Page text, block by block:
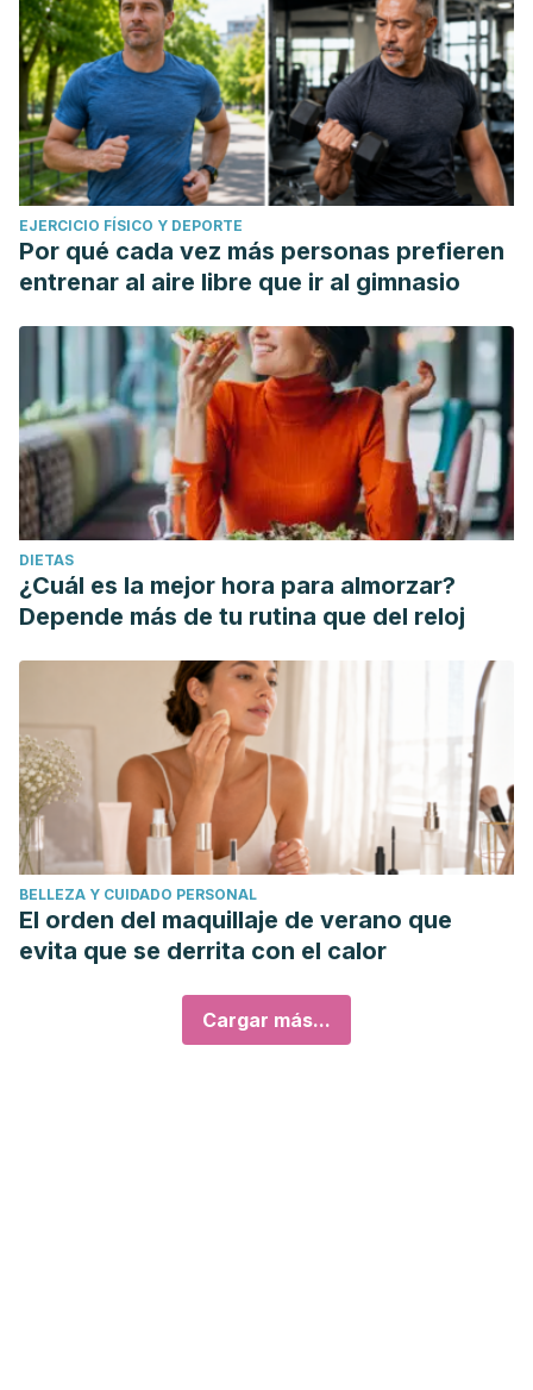
EJERCICIO FÍSICO Y DEPORTE
Por qué cada vez más personas prefieren
entrenar al aire libre que ir al gimnasio
DIETAS
¿Cuál es la mejor hora para almorzar?
Depende más de tu rutina que del reloj
BELLEZA Y CUIDADO PERSONAL
El orden del maquillaje de verano que
evita que se derrita con el calor
Cargar más...